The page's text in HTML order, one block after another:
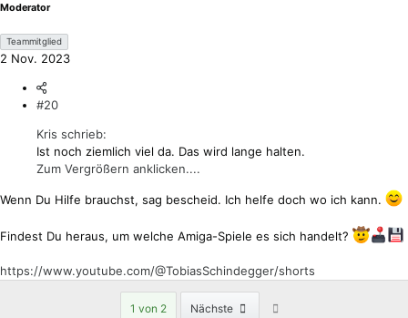
:
Moderator
Teammitglied
2 Nov. 2023
#20
Kris schrieb:
Ist noch ziemlich viel da. Das wird lange halten.
Zum Vergrößern anklicken....
Wenn Du Hilfe brauchst, sag bescheid. Ich helfe doch wo ich kann.
Findest Du heraus, um welche Amiga-Spiele es sich handelt?
https://www.youtube.com/@TobiasSchindegger/shorts
1 von 2 Nächste